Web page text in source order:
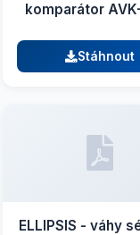
komparátor
Stáhnout
ELLIPSIS - váhy